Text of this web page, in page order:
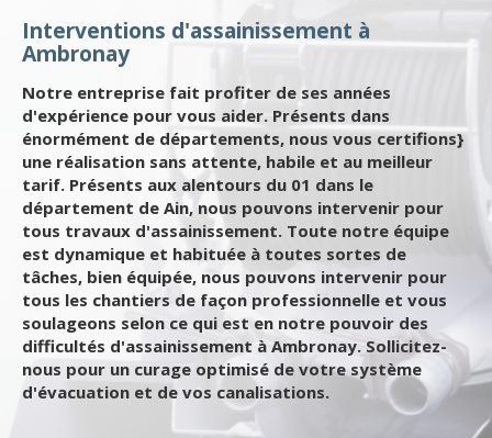
Interventions d'assainissement à
Ambronay
Notre entreprise fait profiter de ses années
d'expérience pour vous aider. Présents dans
énormément de départements, nous vous certifions}
une réalisation sans attente, habile et au meilleur
tarif. Présents aux alentours du 01 dans le
département de Ain, nous pouvons intervenir pour
tous travaux d'assainissement. Toute notre équipe
est dynamique et habituée à toutes sortes de
tâches, bien équipée, nous pouvons intervenir pour
tous les chantiers de façon professionnelle et vous
soulageons selon ce qui est en notre pouvoir des
difficultés d'assainissement à Ambronay. Sollicitez-
nous pour un curage optimisé de votre système
d'évacuation et de vos canalisations.